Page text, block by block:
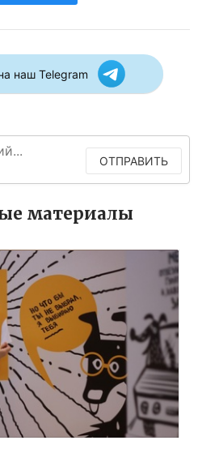
наш Telegram
ОТПРАВИТЬ
материалы